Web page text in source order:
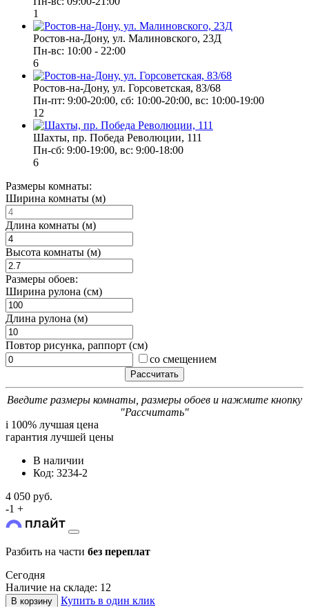
1
Ростов-на-Дону, ул. Малиновского, 23Д
Пн-вс: 10:00 - 22:00
6
Ростов-на-Дону, ул. Горсоветская, 83/68
Пн-пт: 9:00-20:00, сб: 10:00-20:00, вс: 10:00-19:00
12
Шахты, пр. Победа Революции, 111
Пн-сб: 9:00-19:00, вс: 9:00-18:00
6
Размеры комнаты:
Ширина комнаты (м)
Длина комнаты (м)
Высота комнаты (м)
Размеры обоев:
Ширина рулона (см)
Длина рулона (м)
Повтор рисунка, раппорт (см)
со смещением
Введите размеры комнаты, размеры обоев и нажмите кнопку
"Рассчитать"
i 100% лучшая цена
гарантия лучшей цены
В наличии
Код: 3234-2
4 050 руб.
-1 +
Разбить на части без переплат
Сегодня
Наличие на складе: 12
В корзину
Купить в один клик